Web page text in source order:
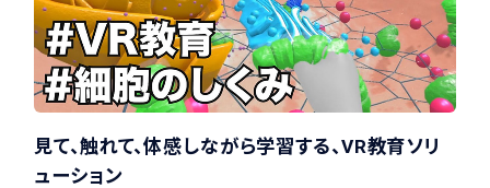
見て、触れて、体感しながら学習する、VR教育ソリ
ューション